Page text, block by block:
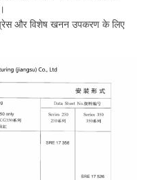
प्रेस और विशेष खनन उपकरण के लिए